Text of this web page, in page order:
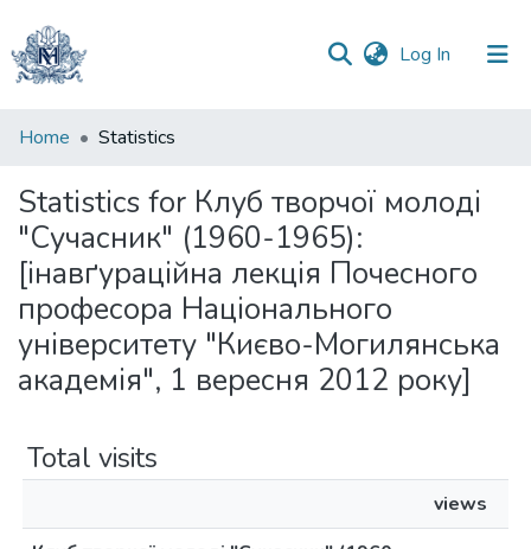
Log In (current)
Communities
Collections
All of DSpace
Home Statistics
Statistics for Клуб творчої молоді
"Сучасник" (1960-1965):
[інавґураційна лекція Почесного
професора Національного
університету "Києво-Могилянська
академія", 1 вересня 2012 року]
Total visits
views